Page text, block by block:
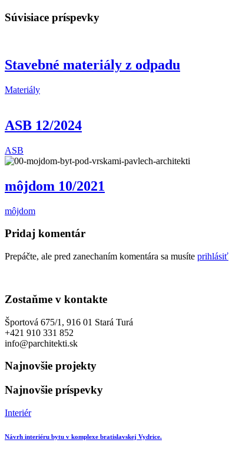
Súvisiace príspevky
Stavebné materiály z odpadu
Materiály
ASB 12/2024
ASB
môjdom 10/2021
môjdom
Pridaj komentár
Prepáčte, ale pred zanechaním komentára sa musíte prihlásiť
Zostaňme v kontakte
Športová 675/1, 916 01 Stará Turá
+421 910 331 852
info@parchitekti.sk
Najnovšie projekty
Najnovšie príspevky
Interiér
Návrh interiéru bytu v komplexe bratislavskej Vydrice.